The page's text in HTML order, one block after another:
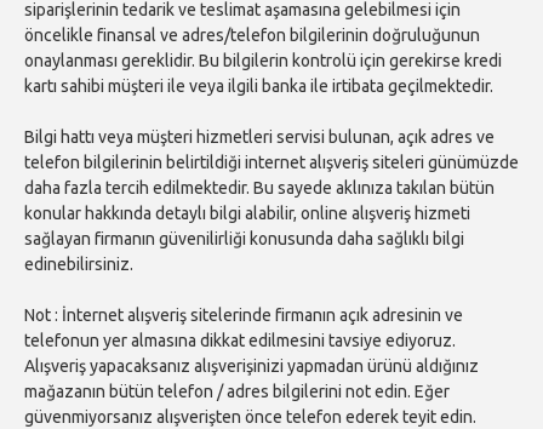
siparişlerinin tedarik ve teslimat aşamasına gelebilmesi için
öncelikle finansal ve adres/telefon bilgilerinin doğruluğunun
onaylanması gereklidir. Bu bilgilerin kontrolü için gerekirse kredi
kartı sahibi müşteri ile veya ilgili banka ile irtibata geçilmektedir.
Bilgi hattı veya müşteri hizmetleri servisi bulunan, açık adres ve
telefon bilgilerinin belirtildiği internet alışveriş siteleri günümüzde
daha fazla tercih edilmektedir. Bu sayede aklınıza takılan bütün
konular hakkında detaylı bilgi alabilir, online alışveriş hizmeti
sağlayan firmanın güvenilirliği konusunda daha sağlıklı bilgi
edinebilirsiniz.
Not : İnternet alışveriş sitelerinde firmanın açık adresinin ve
telefonun yer almasına dikkat edilmesini tavsiye ediyoruz.
Alışveriş yapacaksanız alışverişinizi yapmadan ürünü aldığınız
mağazanın bütün telefon / adres bilgilerini not edin. Eğer
güvenmiyorsanız alışverişten önce telefon ederek teyit edin.